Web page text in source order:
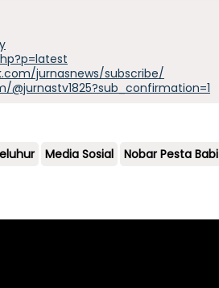
jurnasnews/subscribe/
Media Sosial Nobar Pesta Babi